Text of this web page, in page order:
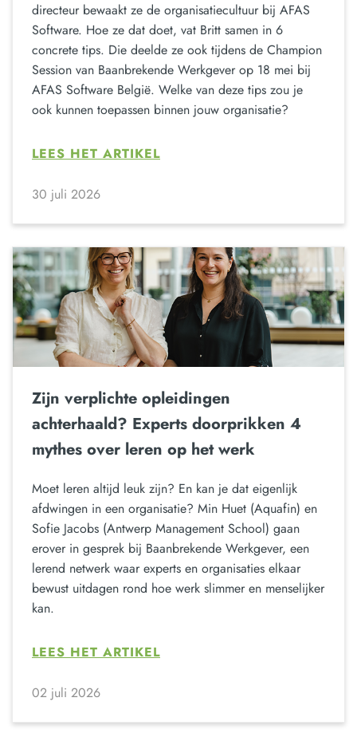
directeur bewaakt ze de organisatiecultuur bij AFAS
Software. Hoe ze dat doet, vat Britt samen in 6
concrete tips. Die deelde ze ook tijdens de Champion
Session van Baanbrekende Werkgever op 18 mei bij
AFAS Software België. Welke van deze tips zou je
ook kunnen toepassen binnen jouw organisatie?
LEES HET ARTIKEL
30 juli 2026
Zijn verplichte opleidingen
achterhaald? Experts doorprikken 4
mythes over leren op het werk
Moet leren altijd leuk zijn? En kan je dat eigenlijk
afdwingen in een organisatie? Min Huet (Aquafin) en
Sofie Jacobs (Antwerp Management School) gaan
erover in gesprek bij Baanbrekende Werkgever, een
lerend netwerk waar experts en organisaties elkaar
bewust uitdagen rond hoe werk slimmer en menselijker
kan.
LEES HET ARTIKEL
02 juli 2026